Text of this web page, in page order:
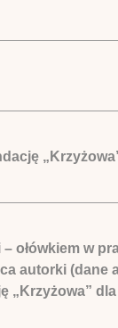
ołówkiem w
autorki (dane
„Krzyżowa”